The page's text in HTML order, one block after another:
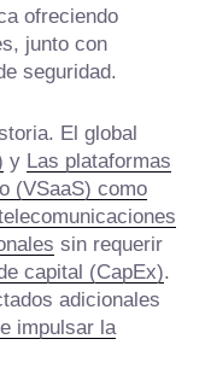
ofreciendo
junto con
seguridad.
El global
y Las plataformas
(VSaaS) como
sin requerir
capital (CapEx).
adicionales
impulsar la